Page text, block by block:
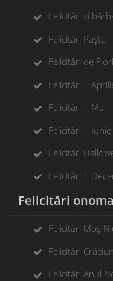
Felicitări zi
Felicitări Paște
Felicitări de
Felicitări 1
Felicitări 1 Mai
Felicitări 1 Iunie
Felicitări
Felicitări 1
Felicitări
Felicitări Moș
Felicitări Crăciun
Felicitări Anul